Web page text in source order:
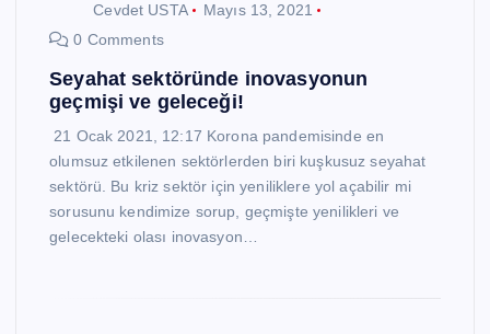
Cevdet USTA
Mayıs 13, 2021
0 Comments
Seyahat sektöründe inovasyonun
geçmişi ve geleceği!
21 Ocak 2021, 12:17 Korona pandemisinde en
olumsuz etkilenen sektörlerden biri kuşkusuz seyahat
sektörü. Bu kriz sektör için yeniliklere yol açabilir mi
sorusunu kendimize sorup, geçmişte yenilikleri ve
gelecekteki olası inovasyon…